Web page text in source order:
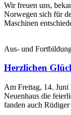
Wir freuen uns,
Norwegen sich für
Maschinen
Aus- und
Herzlichen
Am Freitag, 14.
Neuenhaus die
fanden auch Rüdiger